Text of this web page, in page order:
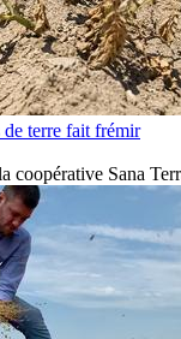
de terre fait frémir
coopérative Sana